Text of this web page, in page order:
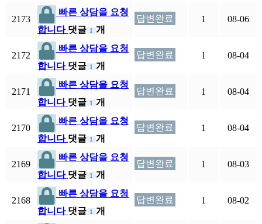
2173
빠른 상담을 요청
합니다 댓글 1 개
답변완료 1 08-06
2172
빠른 상담을 요청
합니다 댓글 1 개
답변완료 1 08-04
2171
빠른 상담을 요청
합니다 댓글 1 개
답변완료 1 08-04
2170
빠른 상담을 요청
합니다 댓글 1 개
답변완료 1 08-04
2169
빠른 상담을 요청
합니다 댓글 1 개
답변완료 1 08-03
2168
빠른 상담을 요청
합니다 댓글 1 개
답변완료 1 08-02